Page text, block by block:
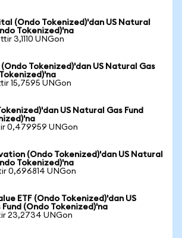
(Ondo Tokenized)'dan US Natural
Tokenized)'na
3,1110 UNGon
(Ondo Tokenized)'dan US Natural Gas
15,7595 UNGon
US Natural Gas Fund
0,479959 UNGon
(Ondo Tokenized)'dan US Natural
Tokenized)'na
0,696814 UNGon
ETF (Ondo Tokenized)'dan US
(Ondo Tokenized)'na
23,2734 UNGon